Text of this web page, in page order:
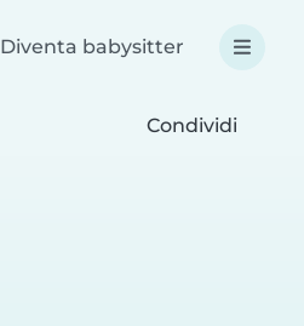
Diventa babysitter
Condividi